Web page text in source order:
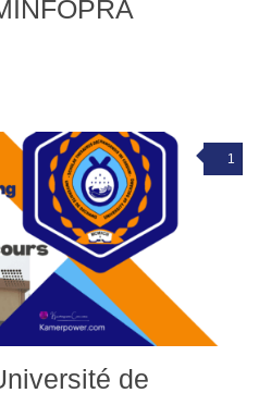
1
de